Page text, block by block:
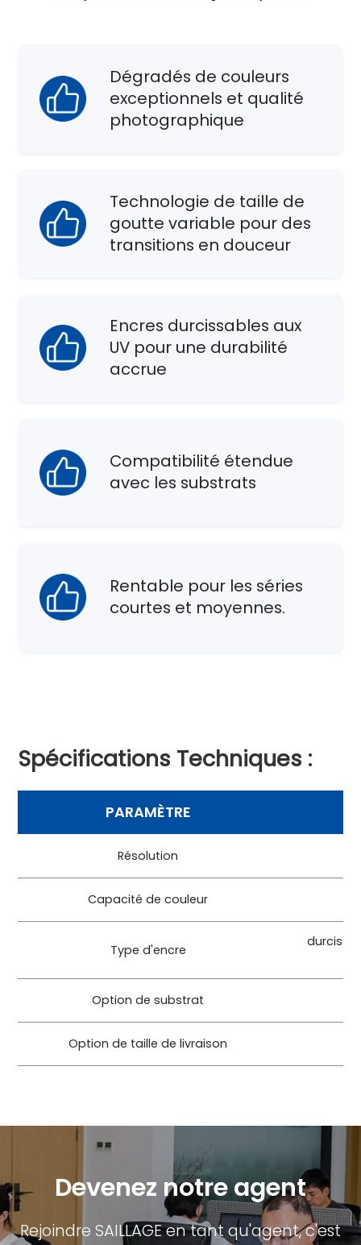
Dégradés de couleurs
exceptionnels et qualité
photographique
Technologie de taille de
goutte variable pour des
transitions en douceur
Encres durcissables aux
UV pour une durabilité
accrue
Compatibilité étendue
avec les substrats
Rentable pour les séries
courtes et moyennes.
Spécifications Techniques :
PARAMÈTRE
Résolution
Capacité de couleur
Type d'encre
Option de substrat
Option de taille de livraison
Devenez notre agent
Rejoindre SAILLAGE en tant qu'agent, c'est